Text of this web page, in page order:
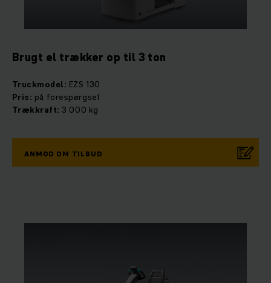
Brugt el trækker op til 3 ton
Truckmodel: EZS 130
Pris: på forespørgsel
Trækkraft: 3 000 kg
ANMOD OM TILBUD